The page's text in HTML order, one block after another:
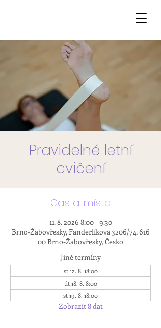
Pravidelné letní
cvičení
Čas a místo
11. 8. 2026 8:00 – 9:30
Brno-Žabovřesky, Fanderlíkova 3206/74, 616
00 Brno-Žabovřesky, Česko
Jiné termíny
st 12. 8. 18:00
út 18. 8. 8:00
st 19. 8. 18:00
Zobrazit 8 dat